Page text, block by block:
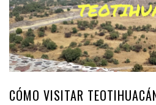
CÓMO VISITAR